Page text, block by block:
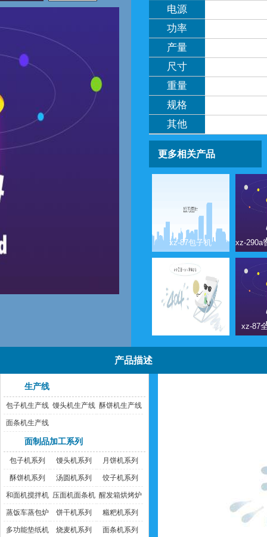
电源
功率
产量
尺寸
重量
规格
其他
更多相关产品
xz-87包子机
xz-85a全自动包子机 xz-87
产品描述
生产线
包子机生产线 馒头机生产线 酥饼机生产线
面条机生产线
面制品加工系列
包子机系列 馒头机系列 月饼机系列
酥饼机系列 汤圆机系列 饺子机系列
和面机搅拌机 压面机面条机 醒发箱烘烤炉
蒸饭车蒸包炉 饼干机系列 糍粑机系列
多功能垫纸机 烧麦机系列 面条机系列